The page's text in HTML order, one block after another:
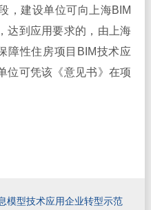
，建设单位可向上海BIM
达到应用要求的，由上海
障性住房项目BIM技术应
位可凭该《意见书》在项
模型技术应用企业转型示范